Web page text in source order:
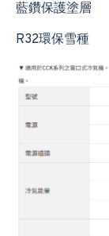
藍鑽保護塗層
R32環保雪種